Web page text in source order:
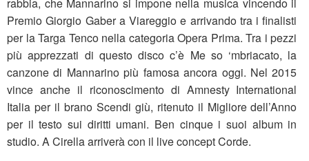
rabbia, che Mannarino si impone nella musica vincendo il
Premio Giorgio Gaber a Viareggio e arrivando tra i finalisti
per la Targa Tenco nella categoria Opera Prima. Tra i pezzi
più apprezzati di questo disco c’è Me so ‘mbriacato, la
canzone di Mannarino più famosa ancora oggi. Nel 2015
vince anche il riconoscimento di Amnesty International
Italia per il brano Scendi giù, ritenuto il Migliore dell’Anno
per il testo sui diritti umani. Ben cinque i suoi album in
studio. A Cirella arriverà con il live concept Corde.